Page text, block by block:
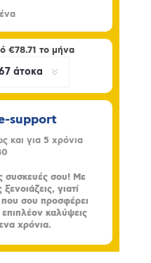
€78.71 το μήνα
support
και για 5 χρόνια
συσκευές σου! Με
γιατί
σου προσφέρει
καλύψεις
χρόνια.